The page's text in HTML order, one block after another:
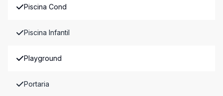
Piscina Cond
Piscina Infantil
Playground
Portaria